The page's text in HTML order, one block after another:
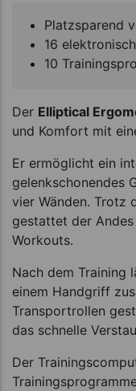
Platzsparend
16
10
Der Elliptical
und Komfort mit
Er ermöglicht ein
gelenkschonendes
vier Wänden. Trotz
gestattet der
Workouts.
Nach dem Training
einem Handgriff
Transportrollen
das schnelle
Der